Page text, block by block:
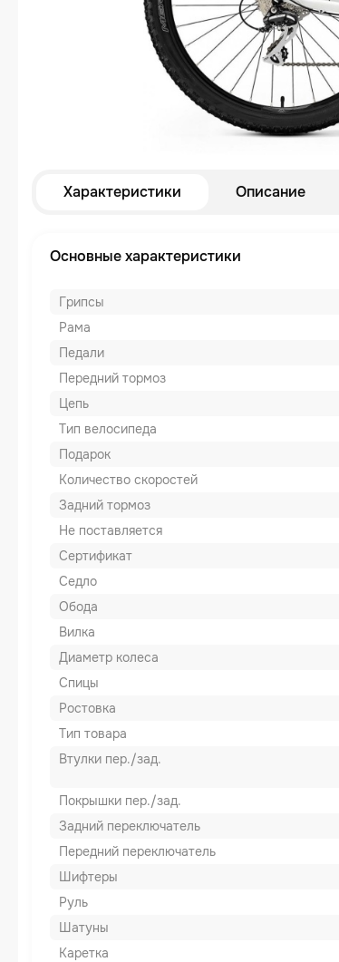
Характеристики Описание
Основные характеристики
Грипсы
Рама
Педали
Передний тормоз
Цепь
Тип велосипеда
Подарок
Количество скоростей
Задний тормоз
Не поставляется
Сертификат
Седло
Обода
Вилка
Диаметр колеса
Спицы
Ростовка
Тип товара
Втулки пер./зад.
Покрышки пер./зад.
Задний переключатель
Передний переключатель
Шифтеры
Руль
Шатуны
Каретка